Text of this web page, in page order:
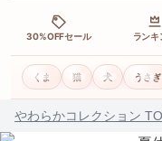
30%OFFセール ランキ
くま 猫 犬 うさぎ
やわらかコレクション